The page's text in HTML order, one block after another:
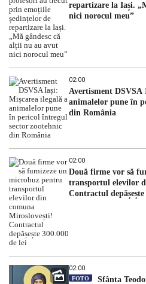
repartizare la Iași.
nici norocul meu”
02:00
Avertisment DSVSA
animalelor pune în
din România
02:00
Două firme vor să
transportul elevilor
Contractul
02:00
FOTO
Sfânta